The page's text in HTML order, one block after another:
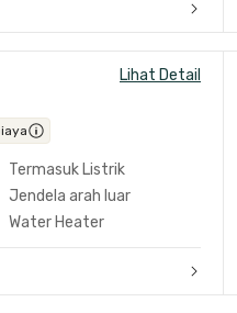
Lihat Detail
Termasuk Listrik
Jendela arah luar
Water Heater